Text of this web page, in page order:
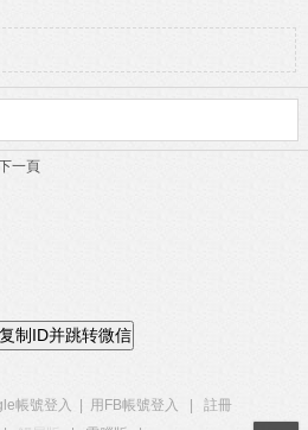
一頁
复制ID并跳转微信
帳號登入 用FB帳號登入
註冊